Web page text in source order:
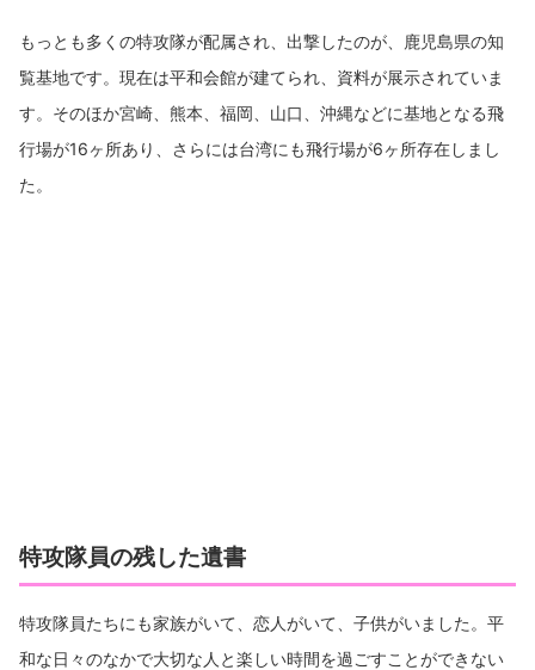
もっとも多くの特攻隊が配属され、出撃したのが、鹿児島県の知
覧基地です。現在は平和会館が建てられ、資料が展示されていま
す。そのほか宮崎、熊本、福岡、山口、沖縄などに基地となる飛
行場が16ヶ所あり、さらには台湾にも飛行場が6ヶ所存在しまし
た。
特攻隊員の残した遺書
特攻隊員たちにも家族がいて、恋人がいて、子供がいました。平
和な日々のなかで大切な人と楽しい時間を過ごすことができない